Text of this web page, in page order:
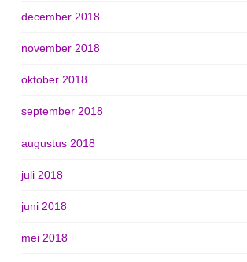
december 2018
november 2018
oktober 2018
september 2018
augustus 2018
juli 2018
juni 2018
mei 2018